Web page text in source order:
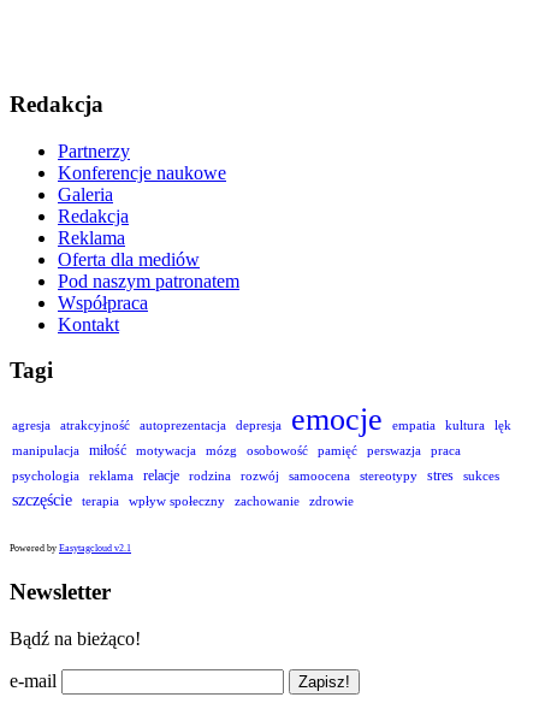
Redakcja
Partnerzy
Konferencje naukowe
Galeria
Redakcja
Reklama
Oferta dla mediów
Pod naszym patronatem
Współpraca
Kontakt
Tagi
agresja atrakcyjność autoprezentacja depresja emocje empatia kultura
lęk
manipulacja
miłość motywacja mózg osobowość pamięć perswazja
praca
psychologia
reklama relacje rodzina rozwój samoocena stereotypy stres sukces
szczęście terapia wpływ społeczny zachowanie zdrowie
Powered by Easytagcloud v2.1
Newsletter
Bądź na bieżąco!
e-mail